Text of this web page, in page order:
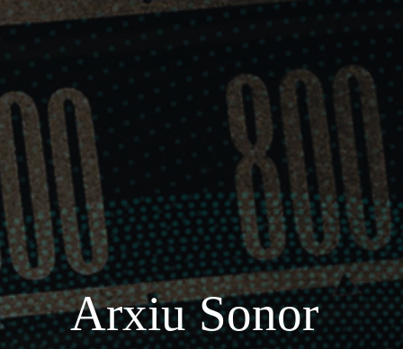
Arxiu Sonor